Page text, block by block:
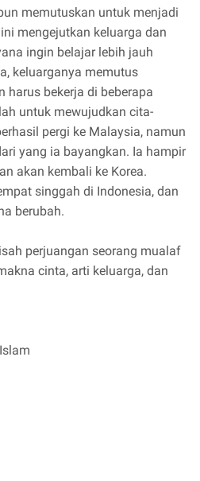
memutuskan untuk menjadi
mengejutkan keluarga dan
ingin belajar lebih jauh
keluarganya memutus
harus bekerja di beberapa
untuk mewujudkan cita-
pergi ke Malaysia, namun
yang ia bayangkan. Ia hampir
akan kembali ke Korea.
singgah di Indonesia, dan
berubah.
perjuangan seorang mualaf
cinta, arti keluarga, dan